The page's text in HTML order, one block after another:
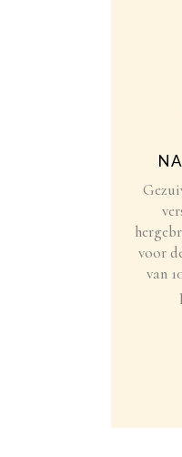
voor
van